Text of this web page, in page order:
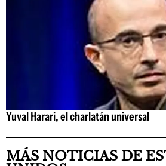
Yuval Harari, el charlatán universal
MÁS NOTICIAS DE